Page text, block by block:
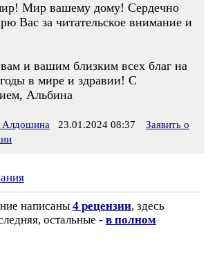
Мир вашему дому! Сердечно
Вас за читательское внимание и
и вашим близким всех благ на
в мире и здравии! С
Альбина
Алдошина 23.01.2024 08:37
Заявить о
написаны 4 рецензии, здесь
остальные - в полном